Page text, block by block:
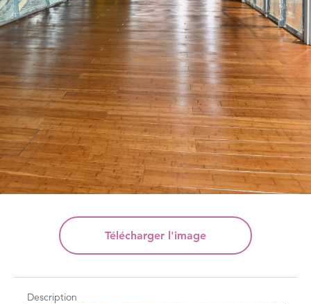
Télécharger l'image
Description